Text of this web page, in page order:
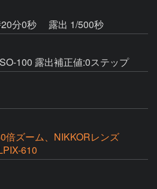
分0秒
露出 1/500秒
100 露出補正値:0ステップ
倍ズーム、NIKKORレンズ
610